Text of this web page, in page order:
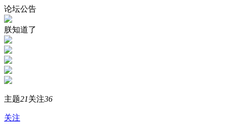
论坛公告
朕知道了
主题21关注36
关注